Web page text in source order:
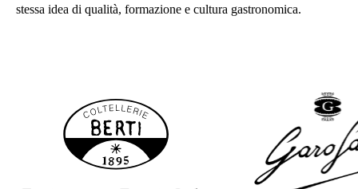
stessa idea di qualità, formazione e cultura gastronomica.